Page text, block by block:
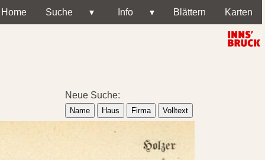
Home Suche ▾ Info ▾ Blättern Karten
Neue Suche:
Name Haus Firma Volltext